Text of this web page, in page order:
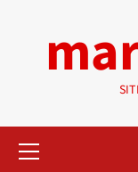
principal